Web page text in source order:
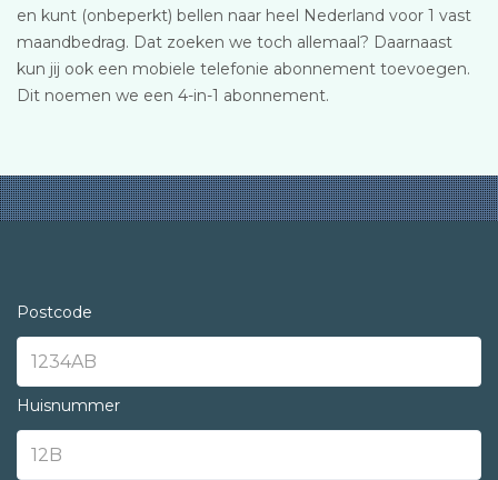
en kunt (onbeperkt) bellen naar heel Nederland voor 1 vast
maandbedrag. Dat zoeken we toch allemaal? Daarnaast
kun jij ook een mobiele telefonie abonnement toevoegen.
Dit noemen we een 4-in-1 abonnement.
Postcode
Huisnummer